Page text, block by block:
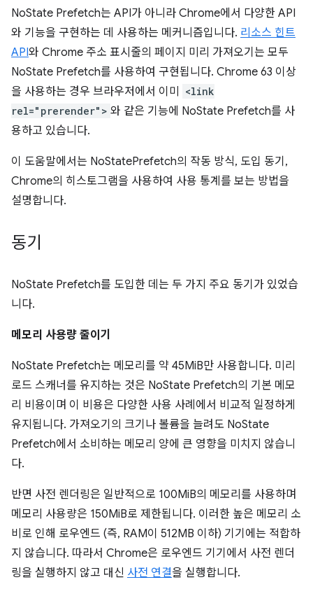
NoState Prefetch는 API가 아니라 Chrome에서 다양한 API
와 기능을 구현하는 데 사용하는 메커니즘입니다. 리소스 힌트
API와 Chrome 주소 표시줄의 페이지 미리 가져오기는 모두
NoState Prefetch를 사용하여 구현됩니다. Chrome 63 이상
을 사용하는 경우 브라우저에서 이미
<link
rel="prerender"> 와 같은 기능에 NoState Prefetch를 사
용하고 있습니다.
이 도움말에서는 NoStatePrefetch의 작동 방식, 도입 동기,
Chrome의 히스토그램을 사용하여 사용 통계를 보는 방법을
설명합니다.
동기
NoState Prefetch를 도입한 데는 두 가지 주요 동기가 있었습
니다.
메모리 사용량 줄이기
NoState Prefetch는 메모리를 약 45MiB만 사용합니다. 미리
로드 스캐너를 유지하는 것은 NoState Prefetch의 기본 메모
리 비용이며 이 비용은 다양한 사용 사례에서 비교적 일정하게
유지됩니다. 가져오기의 크기나 볼륨을 늘려도 NoState
Prefetch에서 소비하는 메모리 양에 큰 영향을 미치지 않습니
다.
반면 사전 렌더링은 일반적으로 100MiB의 메모리를 사용하며
메모리 사용량은 150MiB로 제한됩니다. 이러한 높은 메모리 소
비로 인해 로우엔드 (즉, RAM이 512MB 이하) 기기에는 적합하
지 않습니다. 따라서 Chrome은 로우엔드 기기에서 사전 렌더
링을 실행하지 않고 대신 사전 연결을 실행합니다.